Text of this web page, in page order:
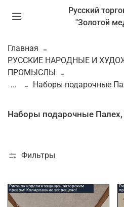
Русский
"Золотой
Главная
РУССКИЕ НАРОДНЫЕ И
ПРОМЫСЛЫ
...
Наборы подарочные
Наборы подарочные Палех,
Фильтры
Рисунок изделия защищен авторским
правом! Копирование запрещено!